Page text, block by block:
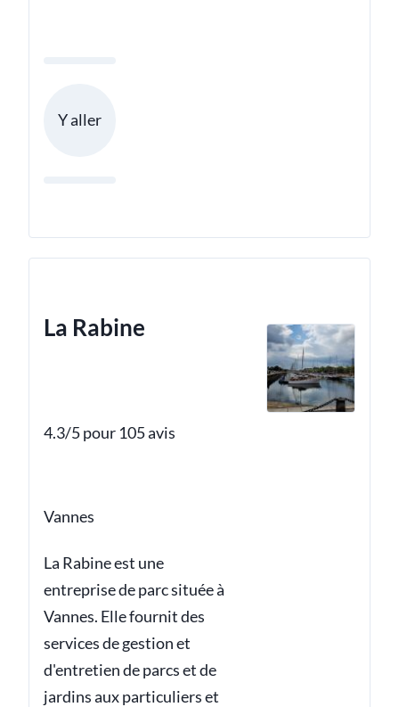
Y aller
La Rabine
4.3/5 pour 105 avis
Vannes
La Rabine est une
entreprise de parc située à
Vannes. Elle fournit des
services de gestion et
d'entretien de parcs et de
jardins aux particuliers et